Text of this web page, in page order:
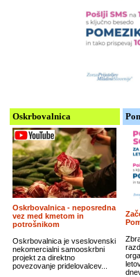
Oskrbovalnica
Oskrbovalnica - neposredna
vez med kmetom in
potrošnikom
Oskrbovalnica je vseslovenski
nekomercialni samooskrbni
projekt za direktno
povezovanje pridelovalcev...